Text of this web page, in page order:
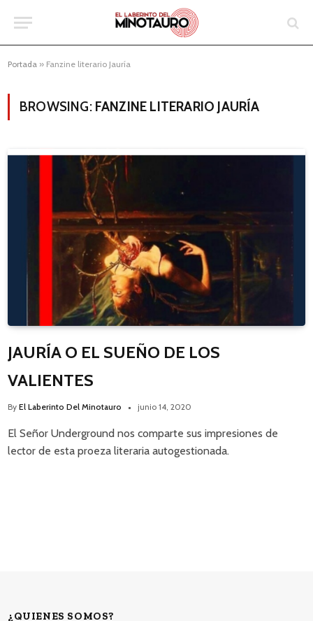
Portada » Fanzine literario Jauría
BROWSING: FANZINE LITERARIO JAURÍA
JAURÍA O EL SUEÑO DE LOS
VALIENTES
By El Laberinto Del Minotauro junio 14, 2020
El Señor Underground nos comparte sus impresiones de
lector de esta proeza literaria autogestionada.
¿QUIENES SOMOS?